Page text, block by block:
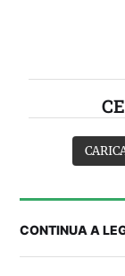
CONTINUA A